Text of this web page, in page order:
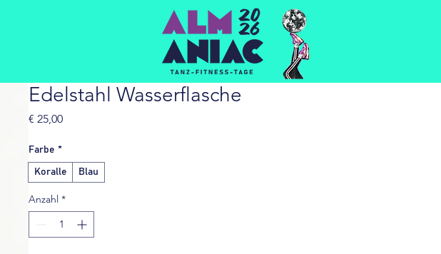
Edelstahl Wasserflasche
€ 25,00Preis
Farbe *
Koralle Blau
Anzahl *